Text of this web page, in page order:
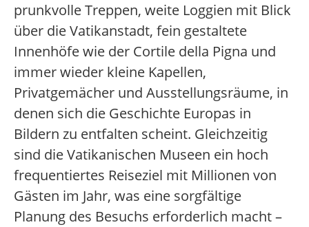
prunkvolle Treppen, weite Loggien mit Blick
über die Vatikanstadt, fein gestaltete
Innenhöfe wie der Cortile della Pigna und
immer wieder kleine Kapellen,
Privatgemächer und Ausstellungsräume, in
denen sich die Geschichte Europas in
Bildern zu entfalten scheint. Gleichzeitig
sind die Vatikanischen Museen ein hoch
frequentiertes Reiseziel mit Millionen von
Gästen im Jahr, was eine sorgfältige
Planung des Besuchs erforderlich macht –